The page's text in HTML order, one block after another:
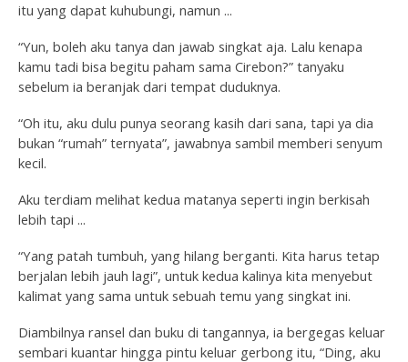
itu yang dapat kuhubungi, namun ...
“Yun, boleh aku tanya dan jawab singkat aja. Lalu kenapa
kamu tadi bisa begitu paham sama Cirebon?” tanyaku
sebelum ia beranjak dari tempat duduknya.
“Oh itu, aku dulu punya seorang kasih dari sana, tapi ya dia
bukan “rumah” ternyata”, jawabnya sambil memberi senyum
kecil.
Aku terdiam melihat kedua matanya seperti ingin berkisah
lebih tapi ...
“Yang patah tumbuh, yang hilang berganti. Kita harus tetap
berjalan lebih jauh lagi”, untuk kedua kalinya kita menyebut
kalimat yang sama untuk sebuah temu yang singkat ini.
Diambilnya ransel dan buku di tangannya, ia bergegas keluar
sembari kuantar hingga pintu keluar gerbong itu, “Ding, aku